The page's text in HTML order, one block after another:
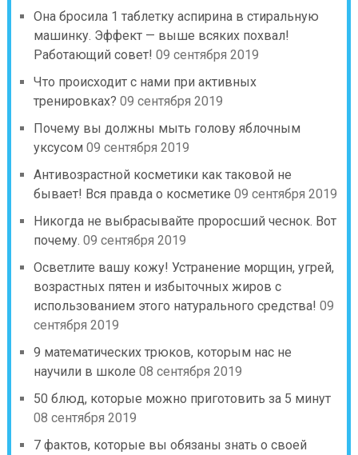
Она бросила 1 таблетку аспирина в стиральную
машинку. Эффект — выше всяких похвал!
Работающий совет! 09 сентября 2019
Что происходит с нами при активных
тренировках? 09 сентября 2019
Почему вы должны мыть голову яблочным
уксусом 09 сентября 2019
Антивозрастной косметики как таковой не
бывает! Вся правда о косметике 09 сентября 2019
Никогда не выбрасывайте проросший чеснок. Вот
почему. 09 сентября 2019
Осветлите вашу кожу! Устранение морщин, угрей,
возрастных пятен и избыточных жиров с
использованием этого натурального средства! 09
сентября 2019
9 математических трюков, которым нас не
научили в школе 08 сентября 2019
50 блюд, которые можно приготовить за 5 минут
08 сентября 2019
7 фактов, которые вы обязаны знать о своей